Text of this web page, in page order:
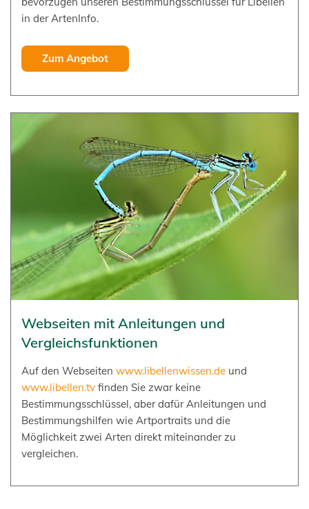
in der ArtenInfo.
Zum Angebot
Webseiten mit Anleitungen und
Vergleichsfunktionen
Auf den Webseiten www.libellenwissen.de und
www.libellen.tv finden Sie zwar keine
Bestimmungsschlüssel, aber dafür Anleitungen und
Bestimmungshilfen wie Artportraits und die
Möglichkeit zwei Arten direkt miteinander zu
vergleichen.